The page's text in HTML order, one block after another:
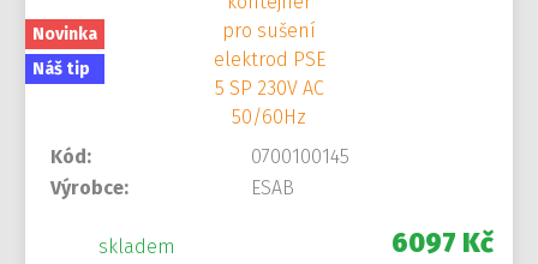
Novinka
Náš tip
Kód:
0700100145
Výrobce:
ESAB
skladem 6097 Kč